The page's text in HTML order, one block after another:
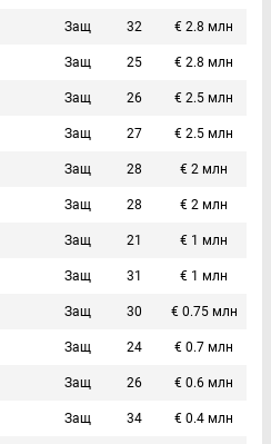
Защ 32 € 2.8 млн
Защ 25 € 2.8 млн
Защ 26 € 2.5 млн
Защ 27 € 2.5 млн
Защ 28 € 2 млн
Защ 28 € 2 млн
Защ 21 € 1 млн
Защ 31 € 1 млн
Защ 30 € 0.75 млн
Защ 24 € 0.7 млн
Защ 26 € 0.6 млн
Защ 34 € 0.4 млн